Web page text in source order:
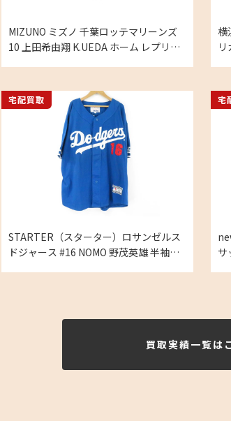
MIZUNO ミズノ 千葉ロッテマリーンズ
10 上田希由翔 K.UEDA ホーム レプリカ
横
STARTER（スターター）ロサンゼルス
ドジャース #16 NOMO 野茂英雄 半袖ベ
宅配買取
サ
宅
買取実績一覧は